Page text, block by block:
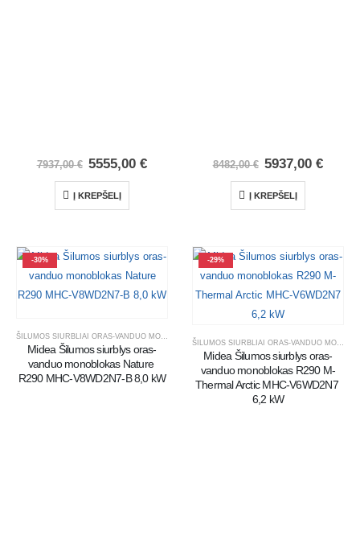
7937,00€ 5555,00€
Į KREPŠELĮ
8482,00€ 5937,00€
Į KREPŠELĮ
-30%
Midea Šilumos siurblys oras-
vanduo monoblokas Nature
R290 MHC-V8WD2N7-B 8,0 kW
-29%
Midea Šilumos siurblys oras-
vanduo monoblokas R290 M-
Thermal Arctic MHC-V6WD2N7
6,2 kW